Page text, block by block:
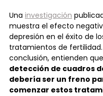
Una investigación
muestra el efecto
depresión en el éxito de
tratamientos de fertilidad.
conclusión, entienden que
detección de cuadros
debería ser un freno
comenzar estos